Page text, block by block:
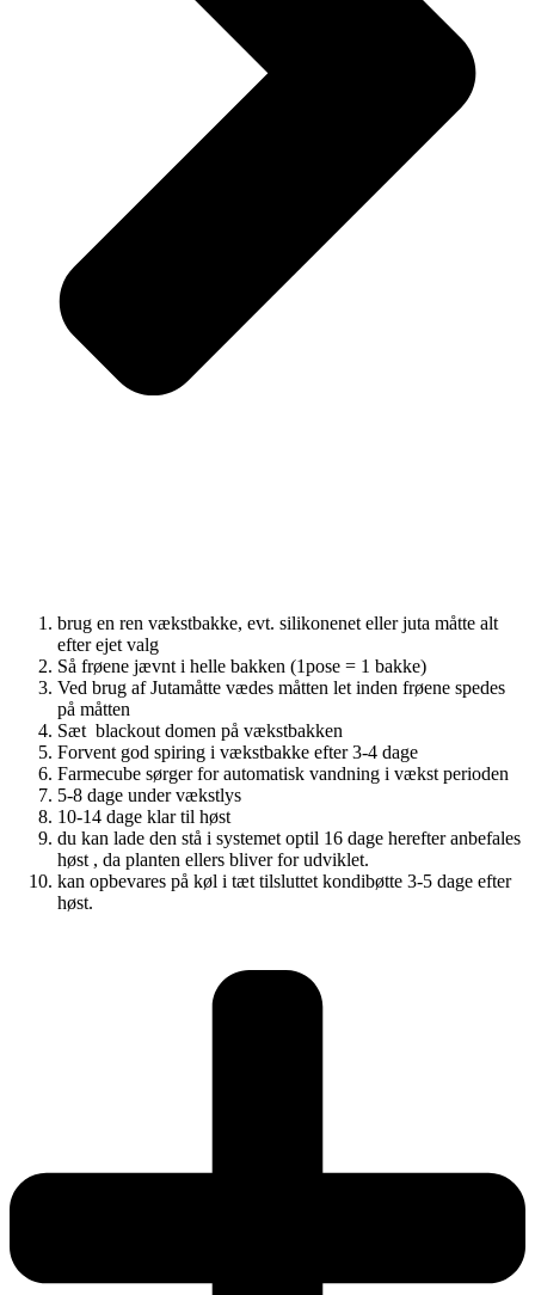
brug en ren vækstbakke, evt. silikonenet eller juta måtte alt
efter ejet valg
Så frøene jævnt i helle bakken (1pose = 1 bakke)
Ved brug af Jutamåtte vædes måtten let inden frøene spedes
på måtten
Sæt blackout domen på vækstbakken
Forvent god spiring i vækstbakke efter 3-4 dage
Farmecube sørger for automatisk vandning i vækst perioden
5-8 dage under vækstlys
10-14 dage klar til høst
du kan lade den stå i systemet optil 16 dage herefter anbefales
høst , da planten ellers bliver for udviklet.
kan opbevares på køl i tæt tilsluttet kondibøtte 3-5 dage efter
høst.